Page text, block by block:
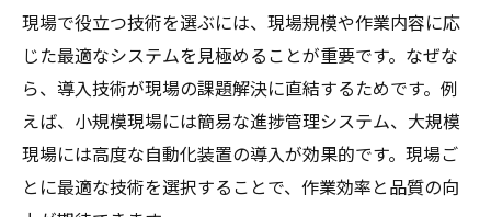
現場で役立つ技術を選ぶには、現場規模や作業内容に応
じた最適なシステムを見極めることが重要です。なぜな
ら、導入技術が現場の課題解決に直結するためです。例
えば、小規模現場には簡易な進捗管理システム、大規模
現場には高度な自動化装置の導入が効果的です。現場ご
とに最適な技術を選択することで、作業効率と品質の向